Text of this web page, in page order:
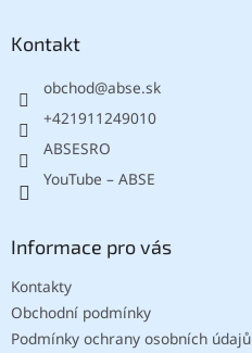
Kontakt
obchod@abse.sk
+421911249010
ABSESRO
YouTube – ABSE
Informace pro vás
Kontakty
Obchodní podmínky
Podmínky ochrany osobních údajů